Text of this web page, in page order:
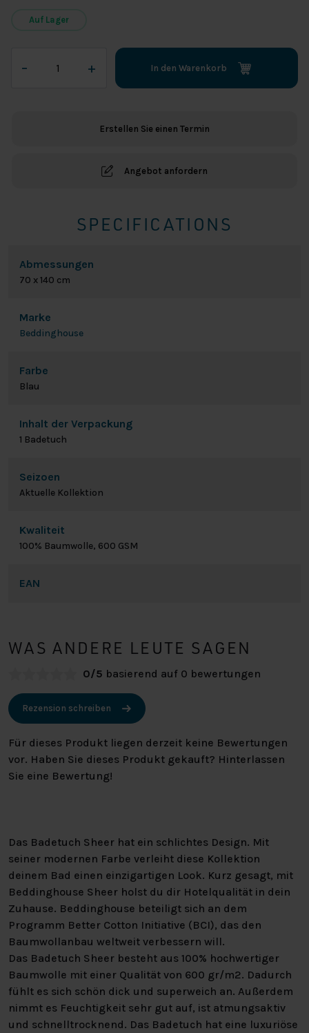
Auf Lager
–
Sheer
+ In den Warenkorb
Erstellen Sie einen Termin
Angebot anfordern
SPECIFICATIONS
Abmessungen
70 x 140 cm
Marke
Beddinghouse
Farbe
Blau
Inhalt der Verpackung
1 Badetuch
Seizoen
Aktuelle Kollektion
Kwaliteit
100% Baumwolle, 600 GSM
EAN
WAS ANDERE LEUTE SAGEN
0/5 basierend auf 0 bewertungen
Rezension schreiben
Für dieses Produkt liegen derzeit keine Bewertungen
vor. Haben Sie dieses Produkt gekauft? Hinterlassen
Sie eine Bewertung!
Das Badetuch Sheer hat ein schlichtes Design. Mit
seiner modernen Farbe verleiht diese Kollektion
deinem Bad einen einzigartigen Look. Kurz gesagt, mit
Beddinghouse Sheer holst du dir Hotelqualität in dein
Zuhause. Beddinghouse beteiligt sich an dem
Programm Better Cotton Initiative (BCI), das den
Baumwollanbau weltweit verbessern will.
Das Badetuch Sheer besteht aus 100% hochwertiger
Baumwolle mit einer Qualität von 600 gr/m2. Dadurch
fühlt es sich schön dick und superweich an. Außerdem
nimmt es Feuchtigkeit sehr gut auf, ist atmungsaktiv
und schnelltrocknend. Das Badetuch hat eine luxuriöse